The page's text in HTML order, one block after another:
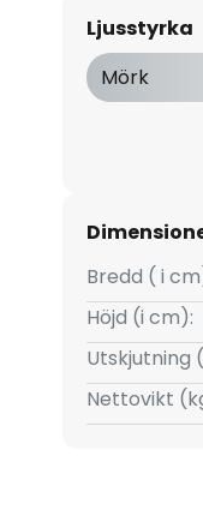
Ljusstyrka
Mörk
Bredd ( i
Höjd (i cm):
Utskjutning
Nettovikt